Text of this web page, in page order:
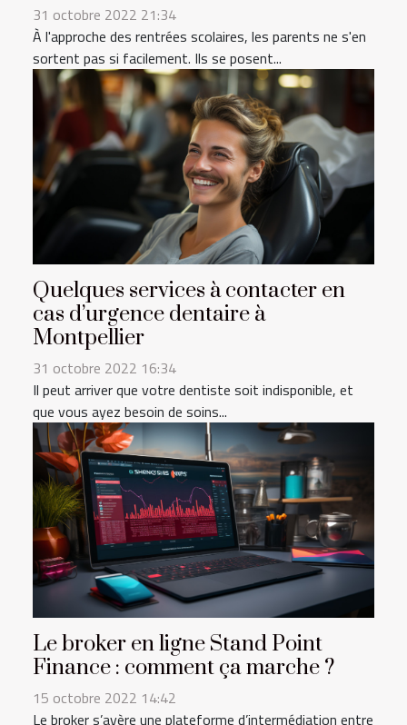
31 octobre 2022 21:34
À l'approche des rentrées scolaires, les parents ne s'en
sortent pas si facilement. Ils se posent...
Quelques services à contacter en
cas d’urgence dentaire à
Montpellier
31 octobre 2022 16:34
Il peut arriver que votre dentiste soit indisponible, et
que vous ayez besoin de soins...
Le broker en ligne Stand Point
Finance : comment ça marche ?
15 octobre 2022 14:42
Le broker s’avère une plateforme d’intermédiation entre